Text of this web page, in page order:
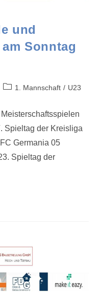
und
Sonntag
1. Mannschaft / U23
Spieltag der Kreisliga
Germania 05
Spieltag der